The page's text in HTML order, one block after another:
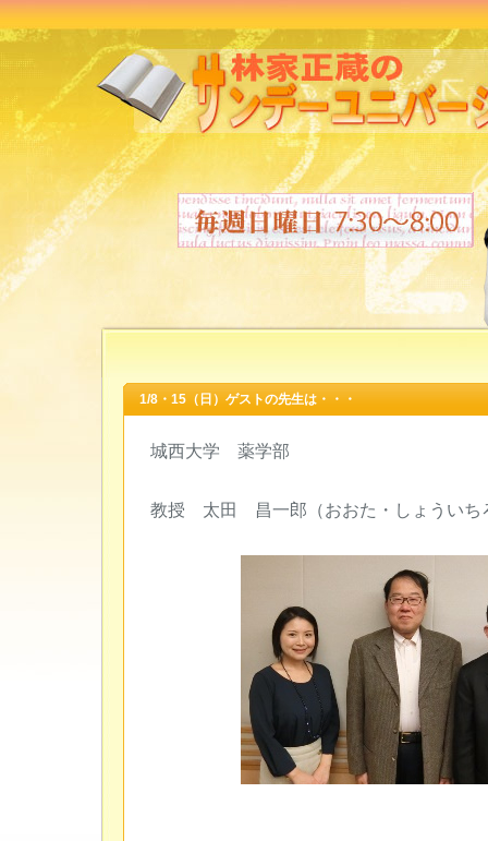
1/8・15（日）ゲストの先生は・・・
城西大学 薬学部
教授 太田 昌一郎（おおた・しょういち